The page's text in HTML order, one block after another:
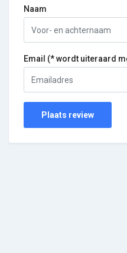
Naam
Email (* wordt uiteraard
Plaats review